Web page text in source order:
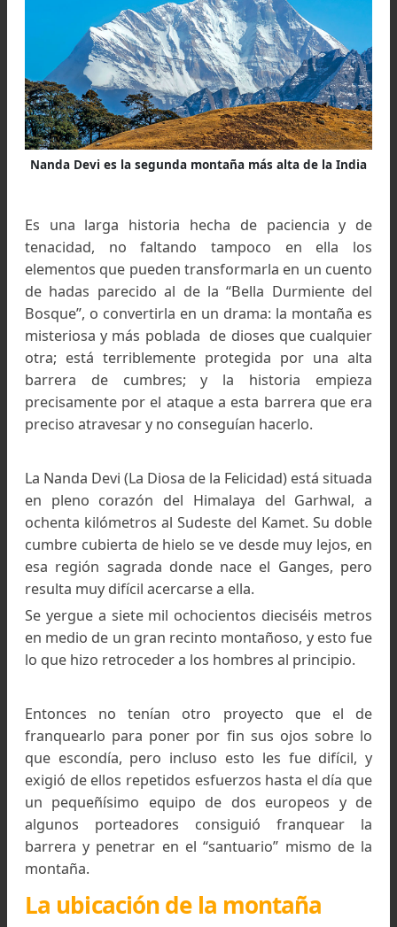
Mapa Nanda Devi y sus alrededores
Nanda Devi es la segunda montaña más alta de la
Es una larga historia hecha de paciencia y
elementos que pueden transformarla en un
de hadas parecido al de la “Bella Durmiente
Bosque”, o convertirla en un drama: la montaña
misteriosa y más poblada de dioses que
otra; está terriblemente protegida por una
barrera de cumbres; y la historia
precisamente por el ataque a esta barrera que
preciso atravesar y no conseguían hacerlo.
en pleno corazón del Himalaya del
ochenta kilómetros al Sudeste del Kamet. Su
cumbre cubierta de hielo se ve desde muy lejos,
esa región sagrada donde nace el Ganges,
resulta muy difícil acercarse a ella.
Se yergue a siete mil ochocientos dieciséis
en medio de un gran recinto montañoso, y esto
lo que hizo retroceder a los hombres al principio.